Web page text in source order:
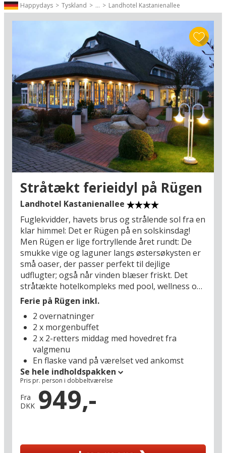
Find et godt hotel tæt på det berømte julemarked i
Afstand fra hotellet til julemarked i Stralsund ser du ved at klikke
på knappen "Læs mere".
Find datoer og mere information om årets dejligste julemarkeder i
Tyskland, Danmark og Sverige - klik her »
Happydays Tyskland ... Landhotel Kastanienallee
Stråtækt ferieidyl på Rügen
Landhotel Kastanienallee
Fuglekvidder, havets brus og strålende sol fra en
klar himmel: Det er Rügen på en solskinsdag!
Men Rügen er lige fortryllende året rundt: De
smukke vige og laguner langs østersøkysten er
små oaser, der passer perfekt til dejlige
udflugter; også når vinden blæser friskt. Det
stråtækte hotelkompleks med pool, wellness og
stor havepark ligger blødt indlejret i det
maleriske landskab mellem havet (1 km) og søen
Wreechener (600 m), og det er her, I skal nyde
jeres feriedage på Rügen.
Naturidyllen er total, men der er blot 3 km til
centrum af den livlige turistby Putbus med
butikker, stort legeland og en perron, hvor I kan
hoppe på det historiske damplokomotiv
”Rasende Roland”. I kan vælge, om I vil tilbringe
en weekend, en miniferie eller en sommerferie
sandstrande. Tysklands smukkeste ferieø lokker
Ferie på Rügen inkl.
2 overnatninger
2 x morgenbuffet
2 x 2-retters middag med hovedret fra
valgmenu
En flaske vand på værelset ved ankomst
Se hele indholdspakken
Pris pr. person i dobbeltværelse
Fra
DKK 949,-